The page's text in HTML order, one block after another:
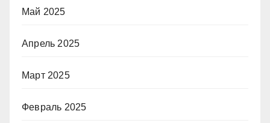
Май 2025
Апрель 2025
Март 2025
Февраль 2025